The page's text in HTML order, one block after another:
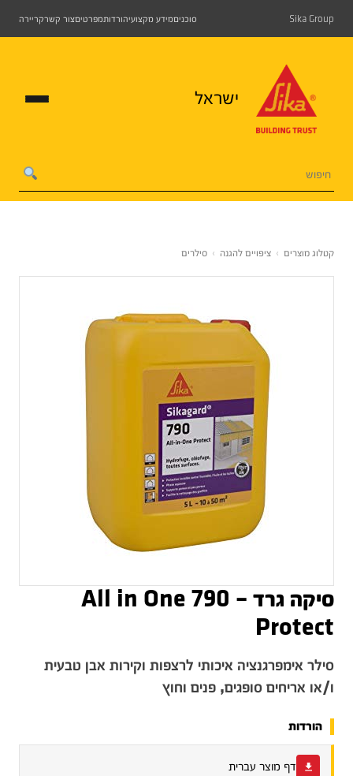
Sika Group סוכניםמידע מקצועיהורדותמפרטיםצור קשרקריירה
ישראל
קטלוג מוצרים › ציפויים להגנה › סילרים
סיקה גרד – 790 All in One
Protect
סילר אימפרגנציה איכותי לרצפות וקירות אבן טבעית
ו/או אריחים סופגים, פנים וחוץ
הורדות
דף מוצר עברית